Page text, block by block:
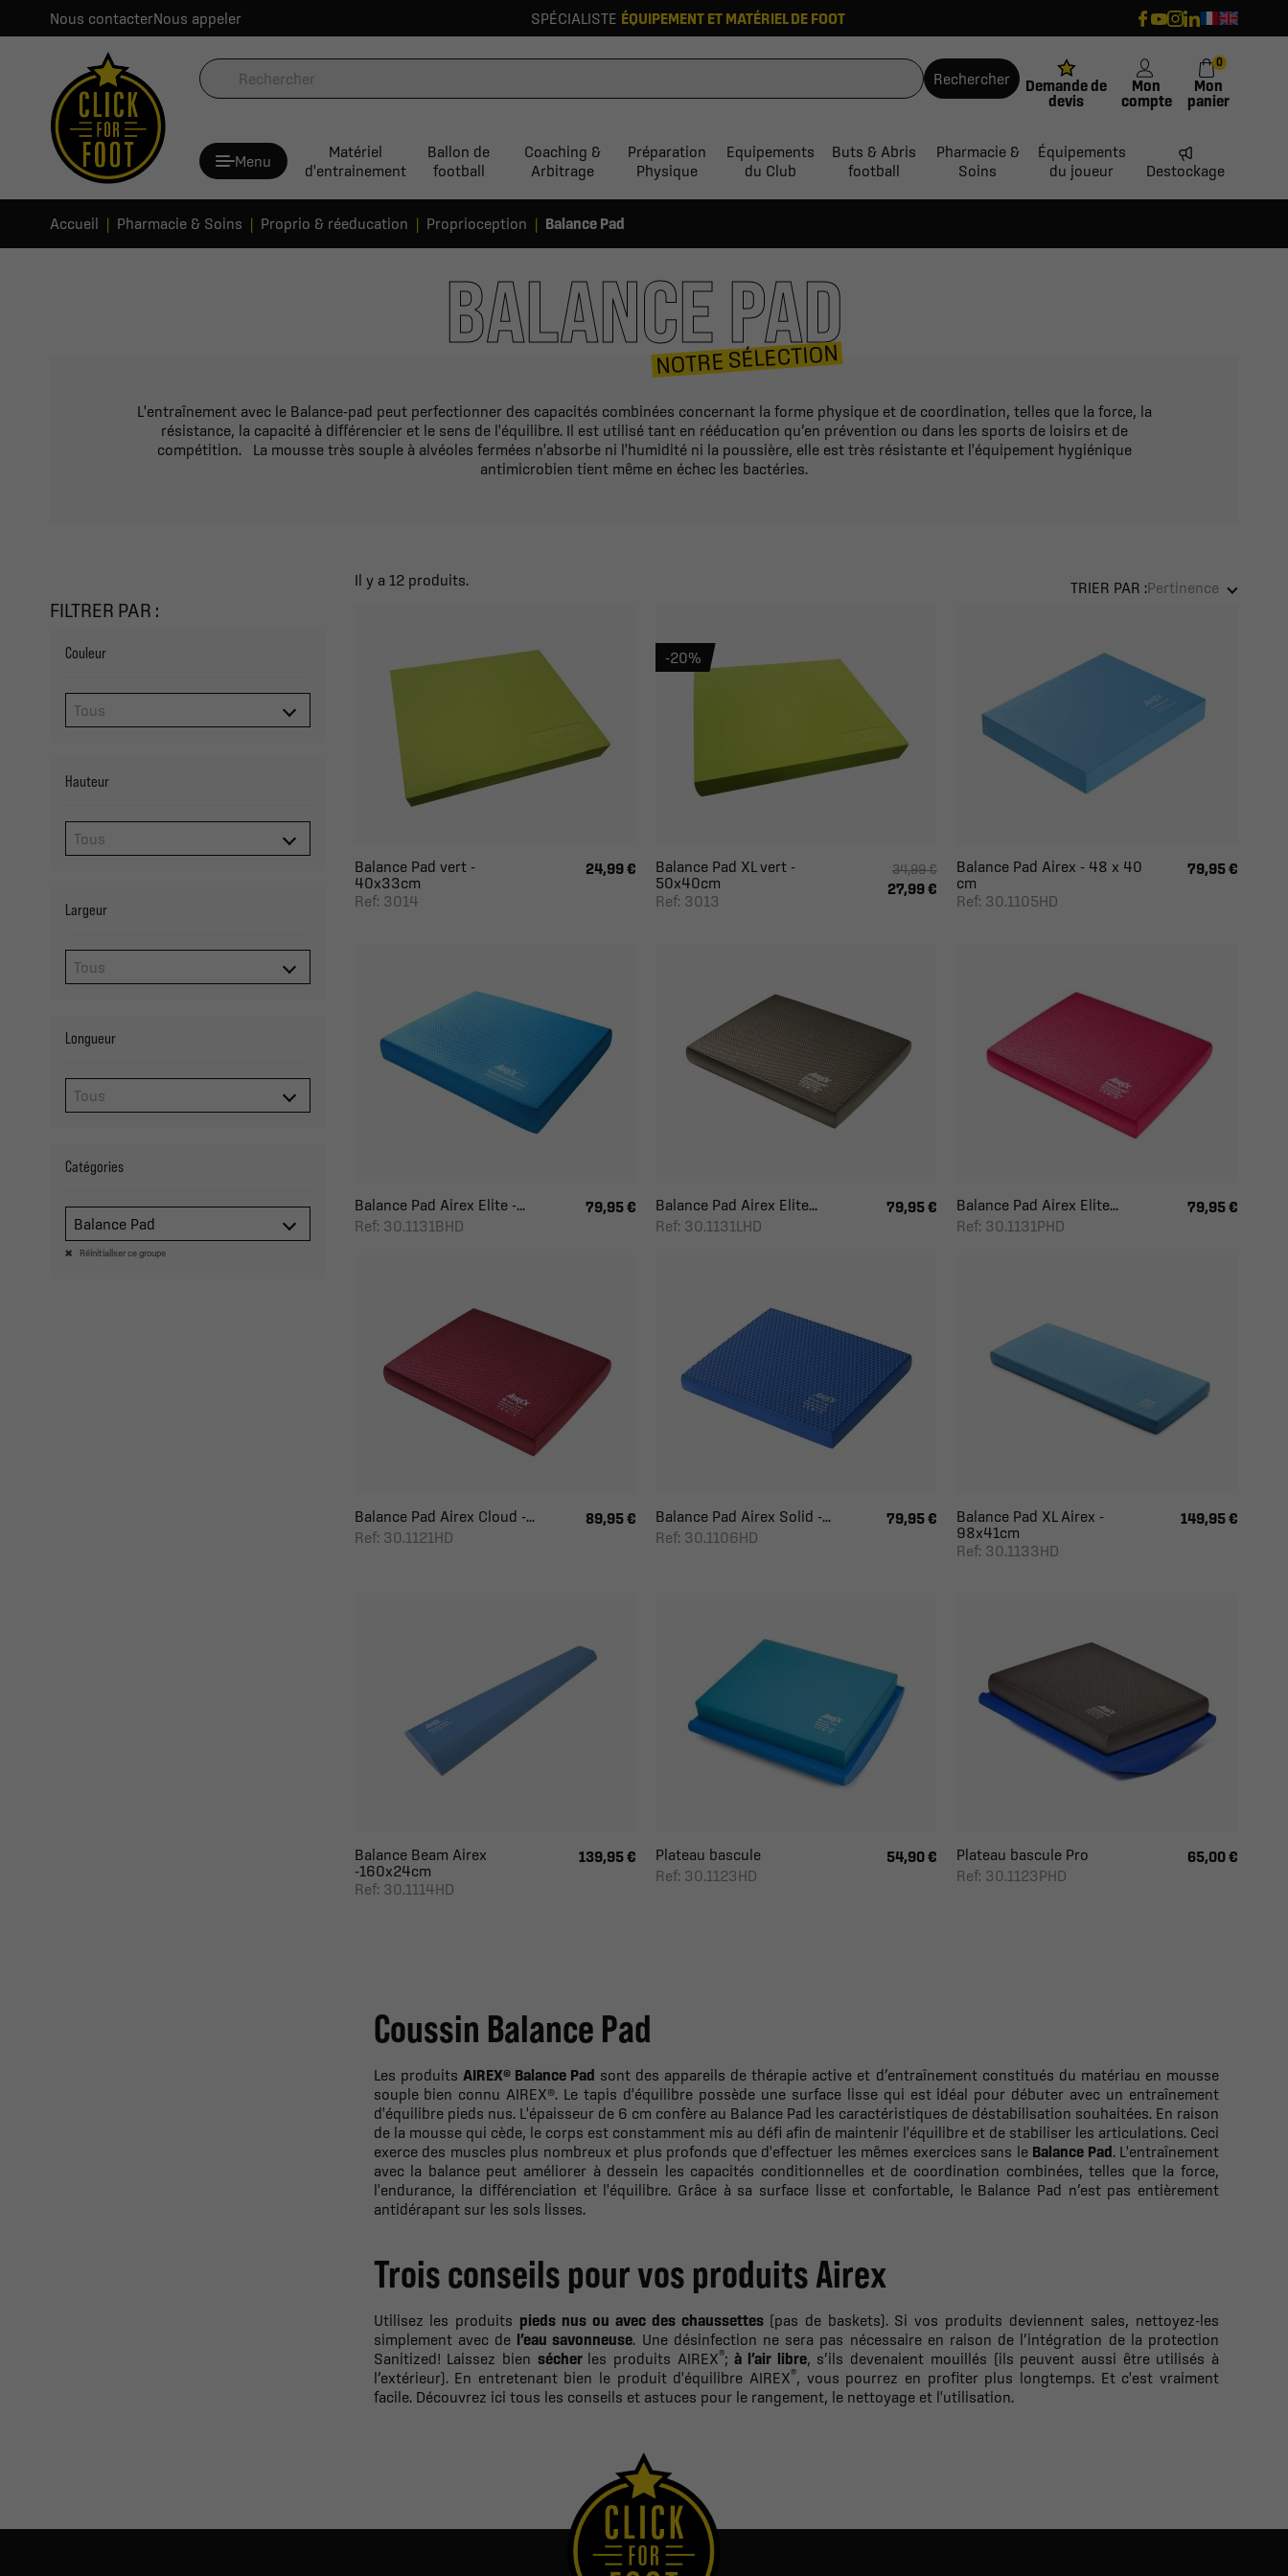
Nous contacterNous appeler SPÉCIALISTE ÉQUIPEMENT ET MATÉRIEL DE FOOT
Rechercher
Demande de
devis
Mon
compte
Mon
panier
0
Menu
Matériel
d'entrainement
Ballon de
football
Coaching &
Arbitrage
Préparation
Physique
Equipements
du Club
Buts & Abris
football
Pharmacie &
Soins
Équipements
du joueur
Destockage
Accueil Pharmacie & Soins Proprio & réeducation Proprioception Balance Pad
BALANCE PAD
NOTRE SÉLECTION
L'entraînement avec le Balance-pad peut perfectionner des capacités combinées concernant la forme physique et de coordination, telles que la force, la
résistance, la capacité à différencier et le sens de l'équilibre. Il est utilisé tant en rééducation qu’en prévention ou dans les sports de loisirs et de
compétition. La mousse très souple à alvéoles fermées n'absorbe ni l'humidité ni la poussière, elle est très résistante et l'équipement hygiénique
antimicrobien tient même en échec les bactéries.
FILTRER PAR :
Couleur
Hauteur
Largeur
Longueur
Catégories
Balance Pad
Réinitialiser ce groupe
Il y a 12 produits. TRIER PAR :Pertinence
Balance Pad vert -
40x33cm
Ref: 3014
24,99 €
Balance Pad XL vert -
50x40cm
Ref: 3013
34,99 €
27,99 €
-20%
Balance Pad Airex - 48 x 40
cm
Ref: 30.1105HD
79,95 €
Balance Pad Airex Elite -...
Ref: 30.1131BHD
79,95 €
Balance Pad Airex Elite...
Ref: 30.1131LHD
79,95 €
Balance Pad Airex Elite...
Ref: 30.1131PHD
79,95 €
Balance Pad Airex Cloud -...
Ref: 30.1121HD
89,95 €
Balance Pad Airex Solid -...
Ref: 30.1106HD
79,95 €
Balance Pad XL Airex -
98x41cm
Ref: 30.1133HD
149,95 €
Balance Beam Airex
-160x24cm
Ref: 30.1114HD
139,95 €
Plateau bascule
Ref: 30.1123HD
54,90 €
Plateau bascule Pro
Ref: 30.1123PHD
65,00 €
Coussin Balance Pad
Les produits AIREX® Balance Pad sont des appareils de thérapie active et d’entraînement constitués du matériau en mousse
souple bien connu AIREX®. Le tapis d'équilibre possède une surface lisse qui est idéal pour débuter avec un entraînement
d'équilibre pieds nus. L'épaisseur de 6 cm confère au Balance Pad les caractéristiques de déstabilisation souhaitées. En raison
de la mousse qui cède, le corps est constamment mis au défi afin de maintenir l'équilibre et de stabiliser les articulations. Ceci
exerce des muscles plus nombreux et plus profonds que d'effectuer les mêmes exercices sans le Balance Pad. L'entraînement
avec la balance peut améliorer à dessein les capacités conditionnelles et de coordination combinées, telles que la force,
l'endurance, la différenciation et l'équilibre. Grâce à sa surface lisse et confortable, le Balance Pad n’est pas entièrement
antidérapant sur les sols lisses.
Trois conseils pour vos produits Airex
Utilisez les produits pieds nus ou avec des chaussettes (pas de baskets). Si vos produits deviennent sales, nettoyez-les
simplement avec de l’eau savonneuse. Une désinfection ne sera pas nécessaire en raison de l’intégration de la protection
Sanitized! Laissez bien sécher les produits AIREX®;à l’air libre, s’ils devenaient mouillés (ils peuvent aussi être utilisés à
l’extérieur). En entretenant bien le produit d'équilibre AIREX®, vous pourrez en profiter plus longtemps. Et c'est vraiment
facile. Découvrez ici tous les conseils et astuces pour le rangement, le nettoyage et l'utilisation.